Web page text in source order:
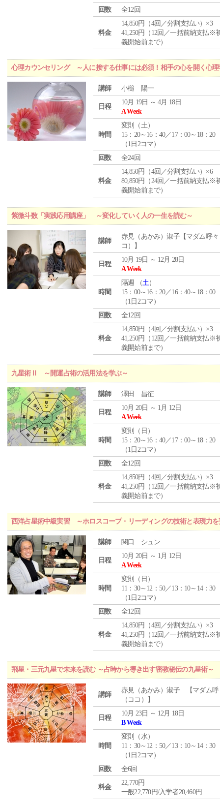
回数
全12回
料金
14,850円（4回／分割支払い）×3
41,250円（12回／一括前納支払※
義開始前まで）
心理カウンセリング ～人に接する仕事には必須！相手の心を開く心理
講師 小槌 陽一
日程
10月 19日 ～ 4月 18日
A Week
時間
変則（土）
15：20～16：40／17：00～18：20
（1日2コマ）
回数
全24回
料金
14,850円（4回／分割支払い）×6
80,850円（24回／一括前納支払※
義開始前まで）
紫微斗数「実践応用講座」 ～変化していく人の一生を読む～
講師
赤見（あかみ）淑子【マダム呼々
コ）】
日程
10月 19日 ～ 12月 28日
A Week
時間
隔週 （土）
15：00～16：20／16：40～18：00
（1日2コマ）
回数
全12回
料金
14,850円（4回／分割支払い）×3
41,250円（12回／一括前納支払※
義開始前まで）
九星術Ⅱ ～開運占術の活用法を学ぶ～
講師 澤田 昌征
日程
10月 20日 ～ 1月 12日
A Week
時間
変則（日）
15：20～16：40／17：00～18：20
（1日2コマ）
回数
全12回
料金
14,850円（4回／分割支払い）×3
41,250円（12回／一括前納支払※
義開始前まで）
西洋占星術中級実習 ～ホロスコープ・リーディングの技術と表現力
講師 関口 シュン
日程
10月 20日 ～ 1月 12日
A Week
時間
変則（日）
11：30～12：50／13：10～14：30
（1日2コマ）
回数
全12回
料金
14,850円（4回／分割支払い）×3
41,250円（12回／一括前納支払※
義開始前まで）
飛星・三元九星で未来を読む ～占時から導き出す密教秘伝の九星術～
講師
赤見（あかみ）淑子 【マダム呼
（ココ）】
日程
10月 23日 ～ 12月 18日
B Week
時間
変則（水）
11：30～12：50／13：10～14：30
（1日2コマ）
回数
全6回
料金
22,770円
一般22,770円/入学者20,460円